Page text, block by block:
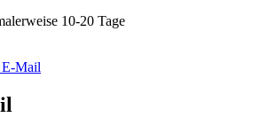
10-20 Tage
E-Mail